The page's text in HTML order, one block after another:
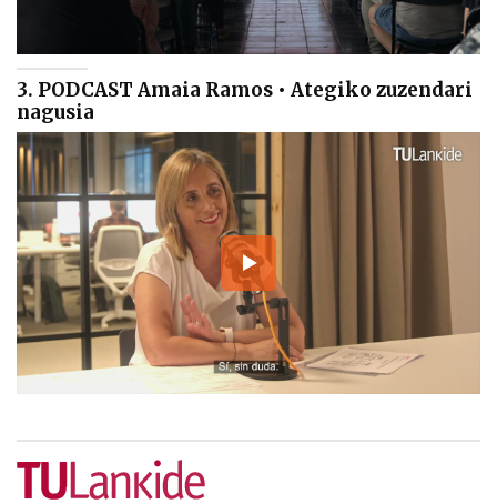
3. PODCAST Amaia Ramos • Ategiko zuzendari
nagusia